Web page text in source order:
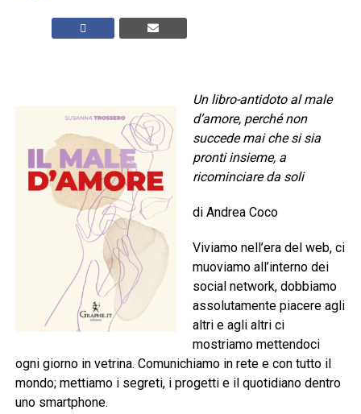
Un libro-antidoto al male
d’amore, perché non
succede mai che si sia
pronti insieme, a
ricominciare da soli
di Andrea Coco
Viviamo nell’era del web, ci
muoviamo all’interno dei
social network, dobbiamo
assolutamente piacere agli
altri e agli altri ci
mostriamo mettendoci
ogni giorno in vetrina. Comunichiamo in rete e con tutto il
mondo; mettiamo i segreti, i progetti e il quotidiano dentro
uno smartphone.